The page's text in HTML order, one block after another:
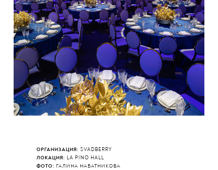
ОРГАНИЗАЦИЯ: SVADBERRY
ЛОКАЦИЯ: LA PINO HALL
ФОТО: ГАЛИНА НАБАТНИКОВА